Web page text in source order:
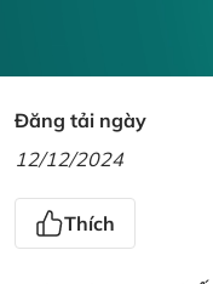
Đăng tải ngày
12/12/2024
Thích